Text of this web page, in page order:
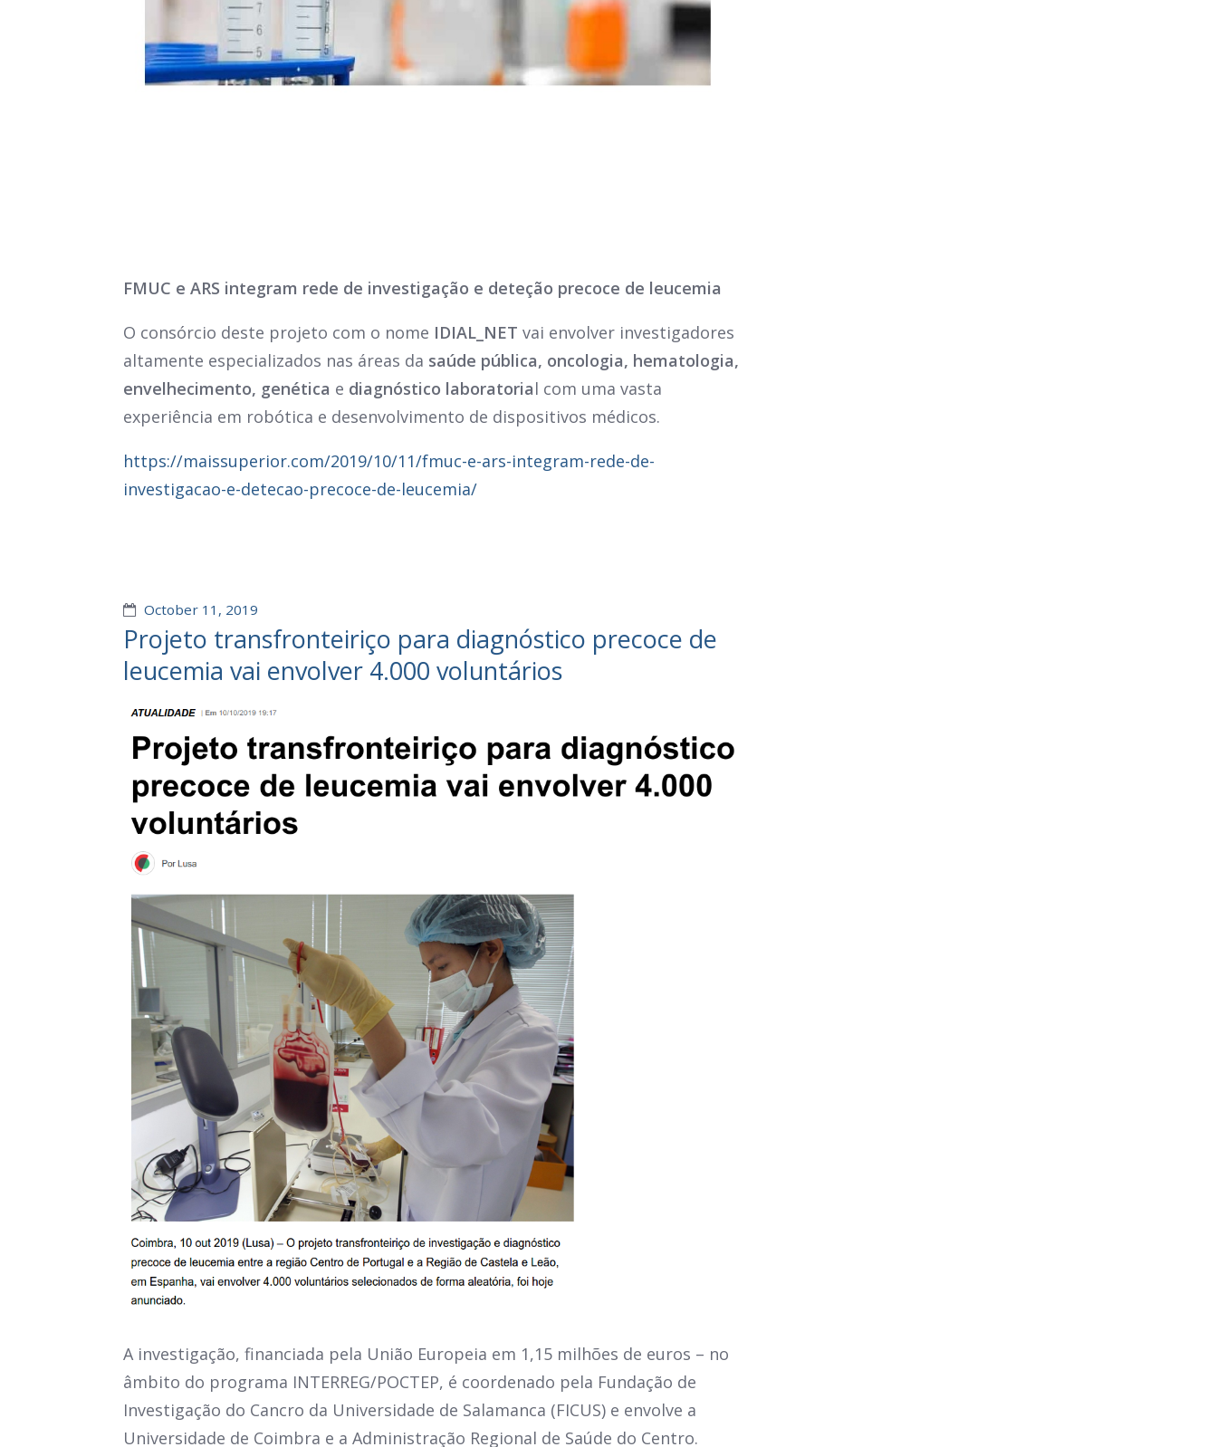
FMUC e ARS integram rede de investigação e deteção precoce de leucemia
O consórcio deste projeto com o nome IDIAL_NET vai envolver investigadores
altamente especializados nas áreas da saúde pública, oncologia, hematologia,
envelhecimento, genética e diagnóstico laboratorial com uma vasta
experiência em robótica e desenvolvimento de dispositivos médicos.
https://maissuperior.com/2019/10/11/fmuc-e-ars-integram-rede-de-
investigacao-e-detecao-precoce-de-leucemia/
October 11, 2019
Projeto transfronteiriço para diagnóstico precoce de
leucemia vai envolver 4.000 voluntários
A investigação, financiada pela União Europeia em 1,15 milhões de euros – no
âmbito do programa INTERREG/POCTEP, é coordenado pela Fundação de
Investigação do Cancro da Universidade de Salamanca (FICUS) e envolve a
Universidade de Coimbra e a Administração Regional de Saúde do Centro.